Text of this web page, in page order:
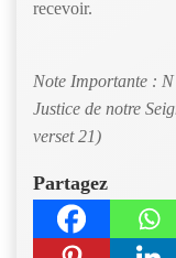
recevoir.
Note Importante :
Justice de notre
verset 21)
Partagez